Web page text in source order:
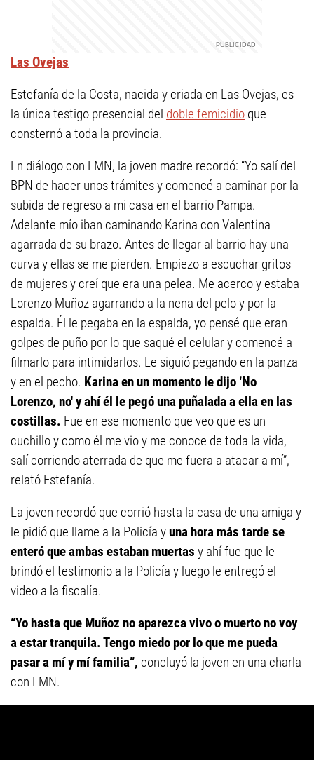
Las Ovejas
Estefanía de la Costa, nacida y criada en Las Ovejas, es
la única testigo presencial del doble femicidio que
consternó a toda la provincia.
En diálogo con LMN, la joven madre recordó: “Yo salí del
BPN de hacer unos trámites y comencé a caminar por la
subida de regreso a mi casa en el barrio Pampa.
Adelante mío iban caminando Karina con Valentina
agarrada de su brazo. Antes de llegar al barrio hay una
curva y ellas se me pierden. Empiezo a escuchar gritos
de mujeres y creí que era una pelea. Me acerco y estaba
Lorenzo Muñoz agarrando a la nena del pelo y por la
espalda. Él le pegaba en la espalda, yo pensé que eran
golpes de puño por lo que saqué el celular y comencé a
filmarlo para intimidarlos. Le siguió pegando en la panza
y en el pecho. Karina en un momento le dijo ‘No
Lorenzo, no' y ahí él le pegó una puñalada a ella en las
costillas. Fue en ese momento que veo que es un
cuchillo y como él me vio y me conoce de toda la vida,
salí corriendo aterrada de que me fuera a atacar a mí”,
relató Estefanía.
La joven recordó que corrió hasta la casa de una amiga y
le pidió que llame a la Policía yuna hora más tarde se
enteró que ambas estaban muertas y ahí fue que le
brindó el testimonio a la Policía y luego le entregó el
video a la fiscalía.
“Yo hasta que Muñoz no aparezca vivo o muerto no voy
a estar tranquila. Tengo miedo por lo que me pueda
pasar a mí y mí familia”, concluyó la joven en una charla
con LMN.